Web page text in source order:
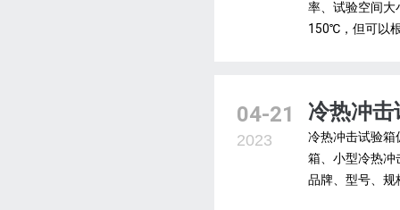
率、试验空间
150℃，但可以
04-21
2023
冷热冲击
冷热冲击试验箱
箱、小型冷热冲
品牌、型号、规